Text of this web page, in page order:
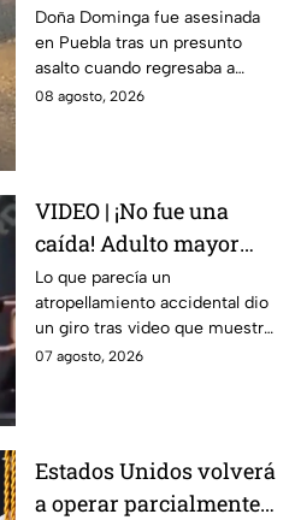
doña Dominga, la
abuelita asesinada tras
asalto en Amozoc,
Puebla
Doña Dominga fue asesinada
en Puebla tras un presunto
asalto cuando regresaba a
casa; familiares y amigos la
08 agosto, 2026
VIDEO | ¡No fue una
caída! Adulto mayor
muere atropellado por
tráiler; joven lo empujó
en Monterrey
Lo que parecía un
atropellamiento accidental dio
un giro tras video que muestra
cómo un joven empujó a
07 agosto, 2026
Estados Unidos volverá
a operar parcialmente